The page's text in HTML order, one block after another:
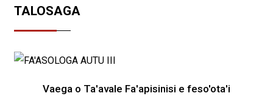
TALOSAGA
Vaega o Ta'avale Fa'apisinisi e feso'ota'i